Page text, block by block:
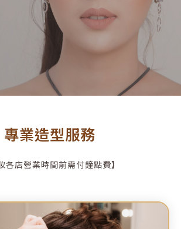
專業造型服務
各店營業時間前需付鐘點費】